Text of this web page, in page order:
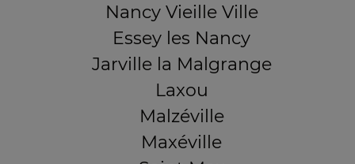
Nancy Vieille Ville
Essey les Nancy
Jarville la Malgrange
Laxou
Malzéville
Maxéville